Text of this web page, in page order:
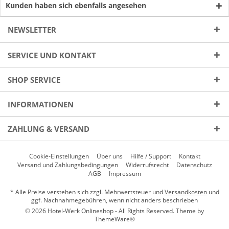
Kunden haben sich ebenfalls angesehen
NEWSLETTER
SERVICE UND KONTAKT
SHOP SERVICE
INFORMATIONEN
ZAHLUNG & VERSAND
Cookie-Einstellungen Über uns Hilfe / Support
Kontakt
Versand und Zahlungsbedingungen
Widerrufsrecht
Datenschutz
AGB
Impressum
* Alle Preise verstehen sich zzgl. Mehrwertsteuer undVersandkostenund
ggf. Nachnahmegebühren, wenn nicht anders beschrieben
© 2026 Hotel-Werk Onlineshop - All Rights Reserved. Theme by
ThemeWare®